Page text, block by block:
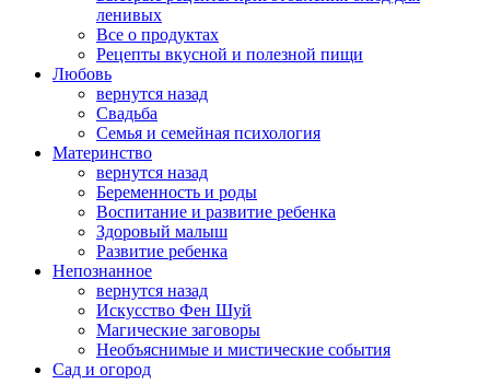
ленивых
Все о продуктах
Рецепты вкусной и полезной пищи
Любовь
вернутся назад
Свадьба
Семья и семейная психология
Материнство
вернутся назад
Беременность и роды
Воспитание и развитие ребенка
Здоровый малыш
Развитие ребенка
Непознанное
вернутся назад
Искусство Фен Шуй
Магические заговоры
Необъяснимые и мистические события
Сад и огород